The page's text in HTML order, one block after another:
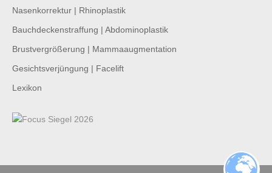
Nasenkorrektur | Rhinoplastik
Bauchdeckenstraffung | Abdominoplastik
Brustvergrößerung | Mammaaugmentation
Gesichtsverjüngung | Facelift
Lexikon